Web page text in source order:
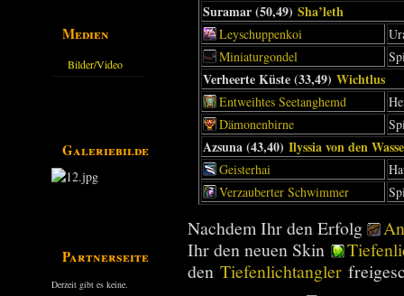
Medien
Bilder/Video
Galeriebilder
Partnerseiten
Derzeit gibt es keine.
Suramar (50,49)Sha’leth
Leyschuppenkoi
Miniaturgondel
Verheerte Küste (33,49)Wichtlus
Entweihtes Seetanghemd
Dämonenbirne
Azsuna (43,40)Ilyssia von den
Geisterhai
Verzauberter Schwimmer
Nachdem Ihr den Erfolg
Ihr den neuen Skin
den Tiefenlichtangler